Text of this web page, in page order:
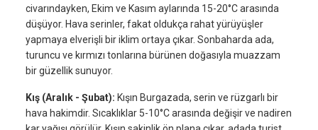
civarındayken, Ekim ve Kasım aylarında 15-20°C arasında
düşüyor. Hava serinler, fakat oldukça rahat yürüyüşler
yapmaya elverişli bir iklim ortaya çıkar. Sonbaharda ada,
turuncu ve kırmızı tonlarına bürünen doğasıyla muazzam
bir güzellik sunuyor.
Kış (Aralık - Şubat): Kışın Burgazada, serin ve rüzgarlı bir
hava hakimdir. Sıcaklıklar 5-10°C arasında değişir ve nadiren